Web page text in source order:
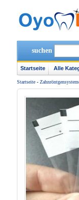
suchen
Startseite Alle
Startseite -